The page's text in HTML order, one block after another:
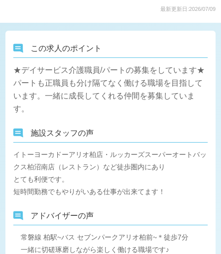
最新更新日:2026/07/09
この求人のポイント
★デイサービス介護職員/パートの募集をしています★
パートも正職員も分け隔てなく働ける職場を目指して
います。一緒に成長してくれる仲間を募集していま
す。
施設スタッフの声
イトーヨーカドーアリオ柏店・ルッカーズスーパーオートバッ
クス柏沼南店（レストラン）など徒歩圏内にあり
とても利便です。
短時間勤務でもやりがいある仕事が出来てます！
アドバイザーの声
常磐線 柏駅~バス セブンパークアリオ柏前~＊徒歩7分
一緒に切磋琢磨しながら楽しく働ける職場です♪